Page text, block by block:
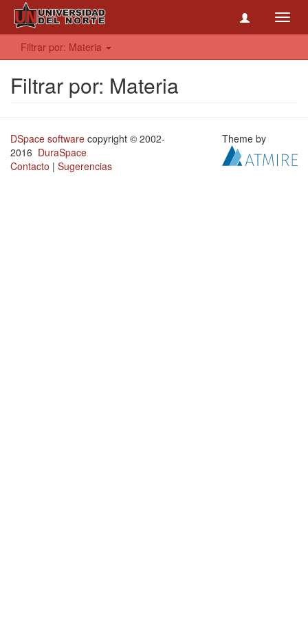
Filtrar por: Materia
Filtrar por: Materia
DSpace software copyright © 2002-
2016 DuraSpace
Contacto | Sugerencias
Theme by